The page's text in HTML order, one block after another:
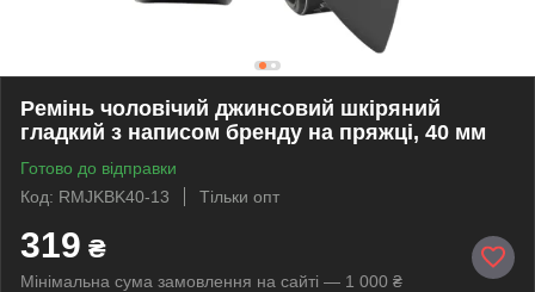
Ремінь чоловічий джинсовий шкіряний
гладкий з написом бренду на пряжці, 40 мм
Готово до відправки
Код: RMJKBK40-13
Тільки опт
319 ₴
Мінімальна сума замовлення на сайті — 1 000 ₴